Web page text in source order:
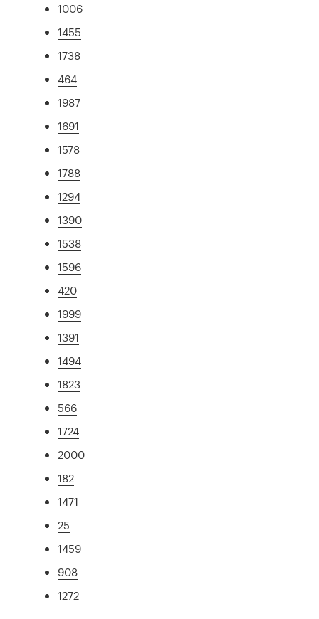
1006
1455
1738
464
1987
1691
1578
1788
1294
1390
1538
1596
420
1999
1391
1494
1823
566
1724
2000
182
1471
25
1459
908
1272